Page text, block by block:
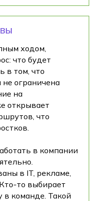
ходом,
что будет
в том, что
ограничена
на
открывает
что
в компании
в IT, рекламе,
то выбирает
в команде. Такой